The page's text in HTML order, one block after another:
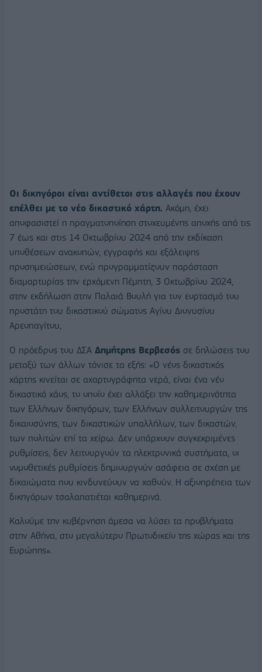
Οι δικηγόροι είναι αντίθετοι στις αλλαγές που έχουν
επέλθει με το νέο δικαστικό χάρτη. Ακόμη, έχει
αποφασιστεί η πραγματοποίηση στοχευμένης αποχής από τις
7 έως και στις 14 Οκτωβρίου 2024 από την εκδίκαση
υποθέσεων ανακοπών, εγγραφής και εξάλειψης
προσημειώσεων, ενώ προγραμματίζουν παράσταση
διαμαρτυρίας την ερχόμενη Πέμπτη, 3 Οκτωβρίου 2024,
στην εκδήλωση στην Παλαιά Βουλή για τον εορτασμό του
προστάτη του δικαστικού σώματος Αγίου Διονυσίου
Αρεοπαγίτου,
Ο πρόεδρος του ΔΣΑ Δημήτρης Βερβεσός σε δηλώσεις του
μεταξύ των άλλων τόνισε τα εξής: «Ο νέος δικαστικός
χάρτης κινείται σε αχαρτογράφητα νερά, είναι ένα νέο
δικαστικό χάος, το οποίο έχει αλλάξει την καθημερινότητα
των Ελλήνων δικηγόρων, των Ελλήνων συλλειτουργών της
δικαιοσύνης, των δικαστικών υπαλλήλων, των δικαστών,
των πολιτών επί τα χείρω. Δεν υπάρχουν συγκεκριμένες
ρυθμίσεις, δεν λειτουργούν τα ηλεκτρονικά συστήματα, οι
νομοθετικές ρυθμίσεις δημιουργούν ασάφεια σε σχέση με
δικαιώματα που κινδυνεύουν να χαθούν. Η αξιοπρέπεια των
δικηγόρων τσαλαπατιέται καθημερινά.
Καλούμε την κυβέρνηση άμεσα να λύσει τα προβλήματα
στην Αθήνα, στο μεγαλύτερο Πρωτοδικείο της χώρας και της
Ευρώπης».